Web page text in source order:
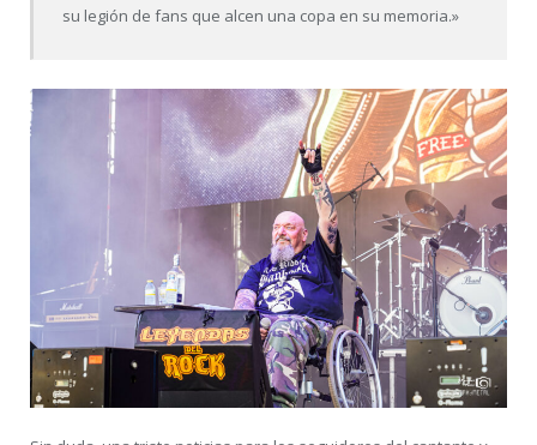
su legión de fans que alcen una copa en su memoria.»